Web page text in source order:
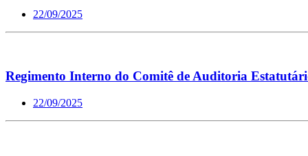
22/09/2025
Regimento Interno do Comitê de Auditoria
22/09/2025